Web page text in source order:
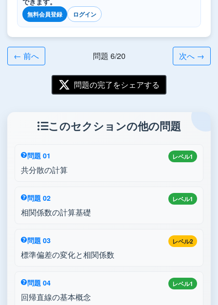
無料会員登録 ログイン
← 前へ 問題 6/20 次へ →
問題の完了をシェアする
このセクションの他の問題
レベル1
問題 01
共分散の計算
レベル1
問題 02
相関係数の計算基礎
レベル2
問題 03
標準偏差の変化と相関係数
レベル1
問題 04
回帰直線の基本概念